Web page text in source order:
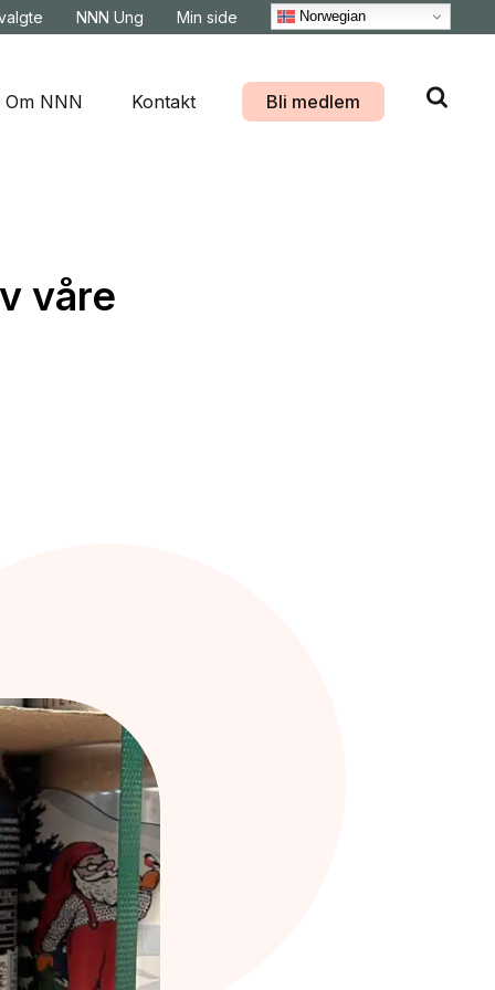
NNN Ung Min side Norwegian
Om NNN Kontakt Bli medlem
våre